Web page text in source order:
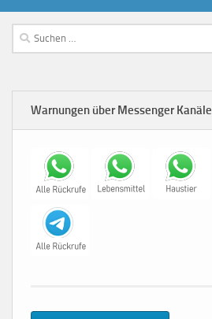
Suchen
nach:
Warnungen über Messenger Kanäle